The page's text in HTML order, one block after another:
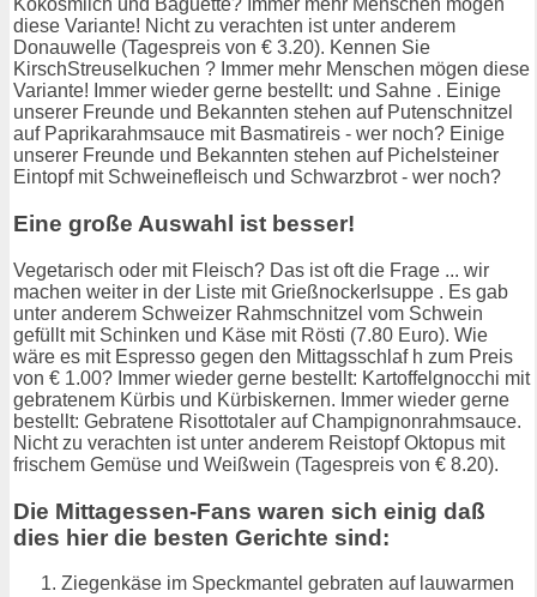
Kokosmilch und Baguette? Immer mehr Menschen mögen
diese Variante! Nicht zu verachten ist unter anderem
Donauwelle (Tagespreis von € 3.20). Kennen Sie
KirschStreuselkuchen ? Immer mehr Menschen mögen diese
Variante! Immer wieder gerne bestellt: und Sahne . Einige
unserer Freunde und Bekannten stehen auf Putenschnitzel
auf Paprikarahmsauce mit Basmatireis - wer noch? Einige
unserer Freunde und Bekannten stehen auf Pichelsteiner
Eintopf mit Schweinefleisch und Schwarzbrot - wer noch?
Eine große Auswahl ist besser!
Vegetarisch oder mit Fleisch? Das ist oft die Frage ... wir
machen weiter in der Liste mit Grießnockerlsuppe . Es gab
unter anderem Schweizer Rahmschnitzel vom Schwein
gefüllt mit Schinken und Käse mit Rösti (7.80 Euro). Wie
wäre es mit Espresso gegen den Mittagsschlaf h zum Preis
von € 1.00? Immer wieder gerne bestellt: Kartoffelgnocchi mit
gebratenem Kürbis und Kürbiskernen. Immer wieder gerne
bestellt: Gebratene Risottotaler auf Champignonrahmsauce.
Nicht zu verachten ist unter anderem Reistopf Oktopus mit
frischem Gemüse und Weißwein (Tagespreis von € 8.20).
Die Mittagessen-Fans waren sich einig daß
dies hier die besten Gerichte sind:
Ziegenkäse im Speckmantel gebraten auf lauwarmen